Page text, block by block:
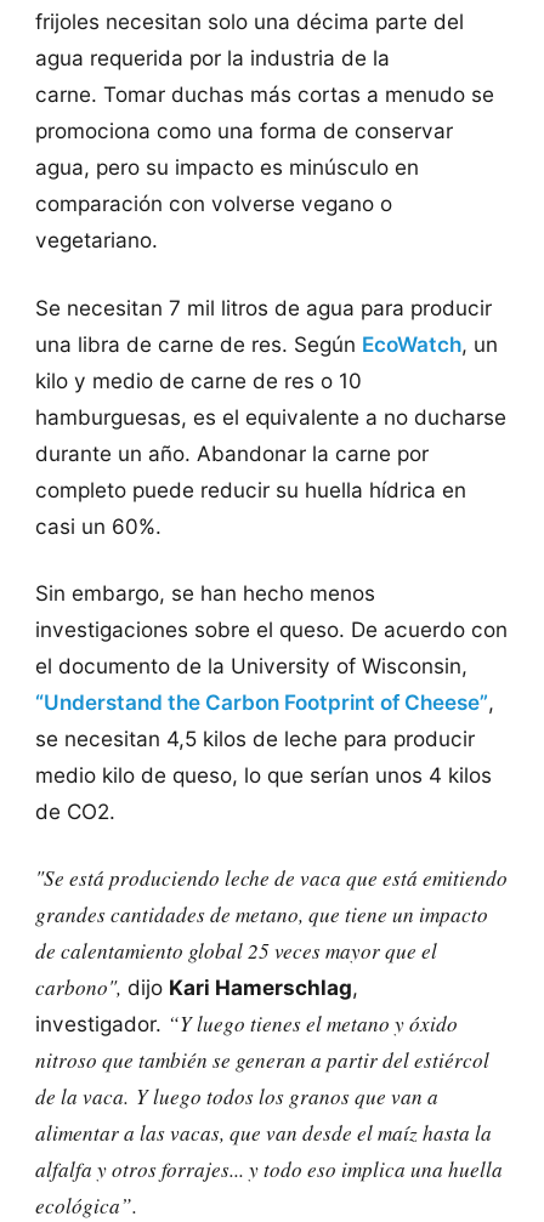
frijoles necesitan solo una décima parte del
agua requerida por la industria de la
carne. Tomar duchas más cortas a menudo se
promociona como una forma de conservar
agua, pero su impacto es minúsculo en
comparación con volverse vegano o
vegetariano.
Se necesitan 7 mil litros de agua para producir
una libra de carne de res. Según EcoWatch, un
kilo y medio de carne de res o 10
hamburguesas, es el equivalente a no ducharse
durante un año. Abandonar la carne por
completo puede reducir su huella hídrica en
casi un 60%.
Sin embargo, se han hecho menos
investigaciones sobre el queso. De acuerdo con
el documento de la University of Wisconsin,
“Understand the Carbon Footprint of Cheese”,
se necesitan 4,5 kilos de leche para producir
medio kilo de queso, lo que serían unos 4 kilos
de CO2.
"Se está produciendo leche de vaca que está emitiendo
grandes cantidades de metano, que tiene un impacto
de calentamiento global 25 veces mayor que el
carbono", dijo Kari Hamerschlag,
investigador. “Y luego tienes el metano y óxido
nitroso que también se generan a partir del estiércol
de la vaca. Y luego todos los granos que van a
alimentar a las vacas, que van desde el maíz hasta la
alfalfa y otros forrajes... y todo eso implica una huella
ecológica”.